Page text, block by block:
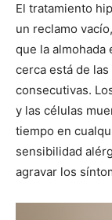
El tratamiento
un reclamo
que la almohada
cerca está de
consecutivas.
y las células
tiempo en
sensibilidad
agravar los